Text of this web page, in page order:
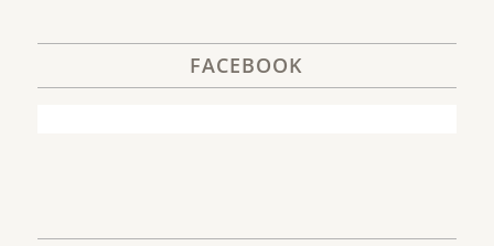
FACEBOOK